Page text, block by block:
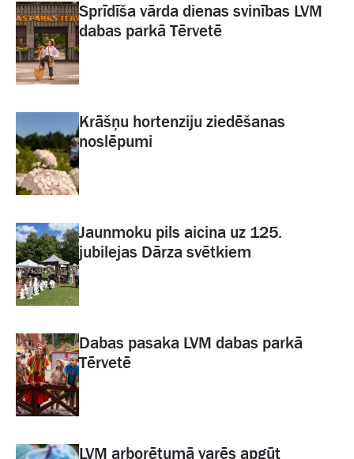
Sprīdīša vārda dienas svinības LVM
dabas parkā Tērvetē
Krāšņu hortenziju ziedēšanas
noslēpumi
Jaunmoku pils aicina uz 125.
jubilejas Dārza svētkiem
Dabas pasaka LVM dabas parkā
Tērvetē
LVM arborētumā varēs apgūt